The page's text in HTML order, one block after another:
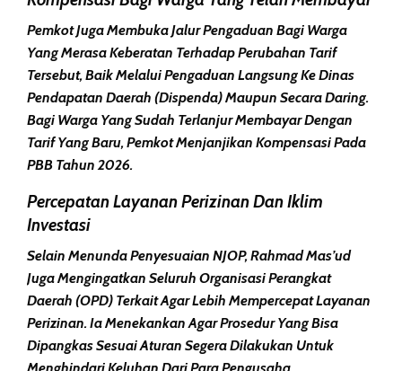
Pemkot Juga MembukaJalur Pengaduan Bagi Warga
Yang Merasa Keberatan Terhadap Perubahan Tarif
Tersebut, Baik Melalui Pengaduan Langsung KeDinas
Pendapatan Daerah (Dispenda)Maupun Secara Daring.
Bagi Warga Yang Sudah Terlanjur MembayarDengan
Tarif Yang Baru, Pemkot Menjanjikan Kompensasi Pada
PBB Tahun 2026.
Percepatan Layanan Perizinan Dan Iklim
Investasi
Selain Menunda Penyesuaian NJOP, Rahmad Mas’ud
Juga Mengingatkan Seluruh Organisasi Perangkat
Daerah (OPD) Terkait Agar Lebih Mempercepat Layanan
Perizinan. Ia Menekankan Agar Prosedur Yang Bisa
Dipangkas Sesuai Aturan Segera Dilakukan Untuk